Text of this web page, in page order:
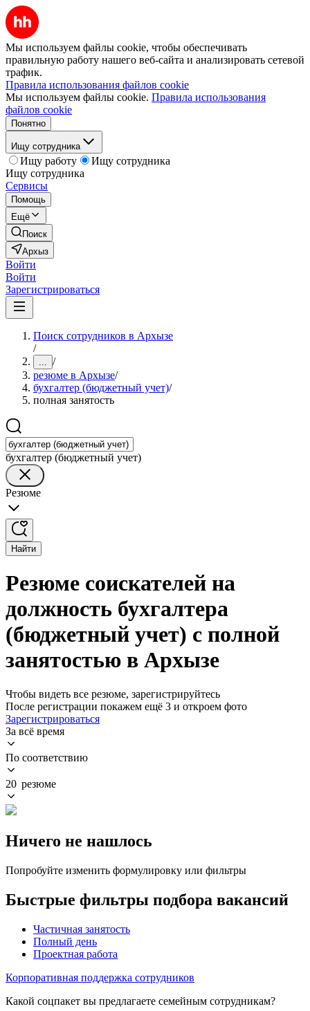
Мы используем файлы cookie, чтобы обеспечивать
правильную работу нашего веб-сайта и анализировать сетевой
трафик.
Правила использования файлов cookie
Мы используем файлы cookie. Правила использования
файлов cookie
Понятно
Ищу сотрудника
Ищу работу
Ищу сотрудника
Ищу сотрудника
Сервисы
Помощь
Ещё
Поиск
Архыз
Войти
Войти
Зарегистрироваться
Поиск сотрудников в Архызе
/
... /
резюме в Архызе/
бухгалтер (бюджетный учет)/
полная занятость
бухгалтер (бюджетный учет)
Резюме
Найти
Резюме соискателей на
должность бухгалтера
(бюджетный учет) с полной
занятостью в Архызе
Чтобы видеть все резюме, зарегистрируйтесь
После регистрации покажем ещё 3 и откроем фото
Зарегистрироваться
За всё время
По соответствию
20 резюме
Ничего не нашлось
Попробуйте изменить формулировку или фильтры
Быстрые фильтры подбора вакансий
Частичная занятость
Полный день
Проектная работа
Корпоративная поддержка сотрудников
Какой соцпакет вы предлагаете семейным сотрудникам?